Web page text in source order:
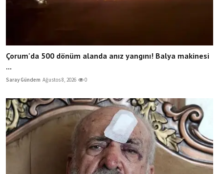
Çorum'da 500 dönüm alanda anız yangını! Balya makinesi
...
Saray Gündem Ağustos 8, 2026 0